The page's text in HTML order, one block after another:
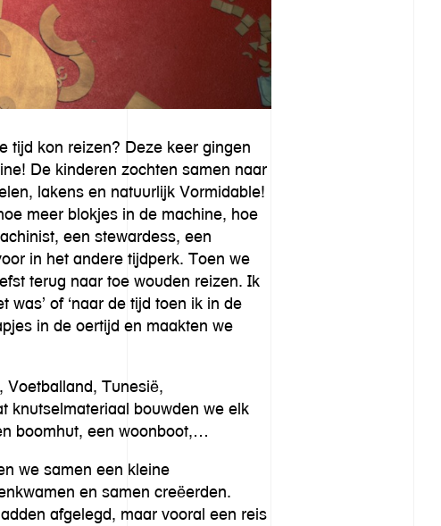
tijd kon reizen? Deze keer gingen
De kinderen zochten samen naar
lakens en natuurlijk Vormidable!
meer blokjes in de machine, hoe
een stewardess, een
in het andere tijdperk. Toen we
terug naar toe wouden reizen. Ik
of ‘naar de tijd toen ik in de
in de oertijd en maakten we
Voetballand, Tunesië,
knutselmateriaal bouwden we elk
boomhut, een woonboot,…
we samen een kleine
en samen creëerden.
afgelegd, maar vooral een reis